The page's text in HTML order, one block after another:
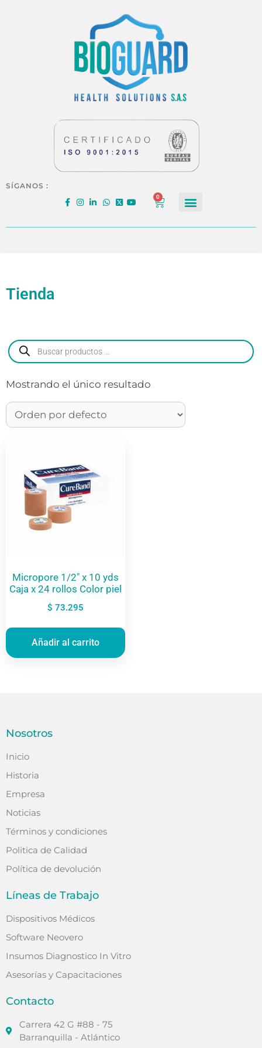
SÍGANOS :
0
Tienda
Mostrando el único resultado
Micropore 1/2″ x 10 yds
Caja x 24 rollos Color piel
$ 73.295
Añadir al carrito
Nosotros
Inicio
Historia
Empresa
Noticias
Términos y condiciones
Politica de Calidad
Política de devolución
Líneas de Trabajo
Dispositivos Médicos
Software Neovero
Insumos Diagnostico In Vitro
Asesorías y Capacitaciones
Contacto
Carrera 42 G #88 - 75
Barranquilla - Atlántico